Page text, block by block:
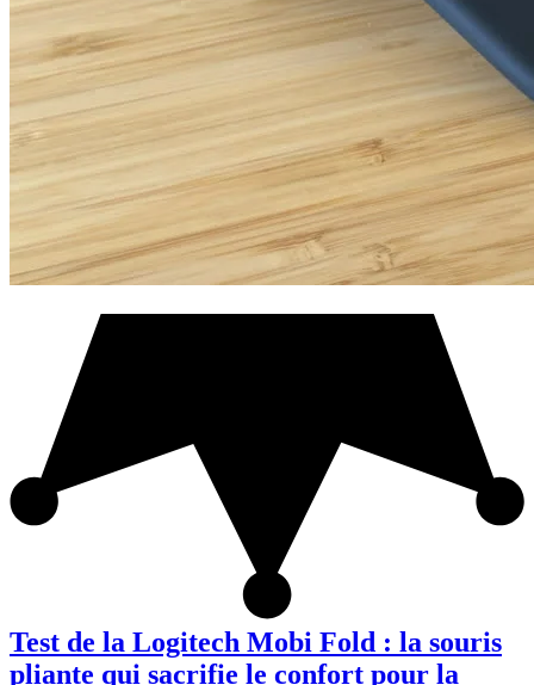
Test de la Logitech Mobi Fold : la souris
pliante qui sacrifie le confort pour la